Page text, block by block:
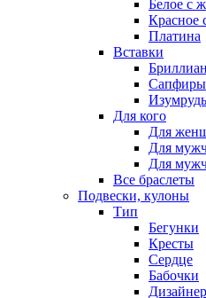
Белое с
Красное
Платина
Вставки
Сапфиры
Для кого
Для
Для
Для
Все браслеты
Подвески, кулоны
Тип
Бегунки
Кресты
Сердце
Бабочки